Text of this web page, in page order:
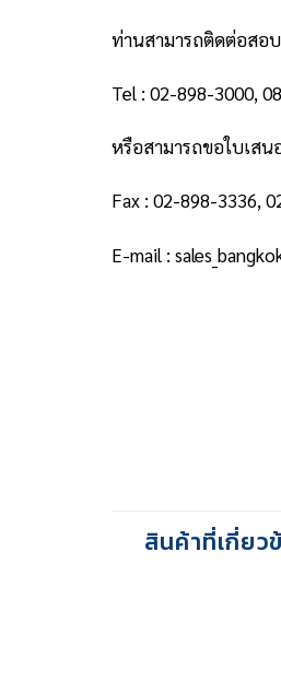
ท่านสามารถติดต่อสอบ
Tel : 02-898-3000,
หรือสามารถขอใบเสน
Fax : 02-898-3336,
E-mail :
สินค้าที่เกี่ยว